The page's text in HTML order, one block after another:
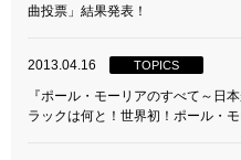
曲投票」結果発表！
2013.04.16 TOPICS
『ポール・モーリアのすべて～日
ラックは何と！世界初！ポール・